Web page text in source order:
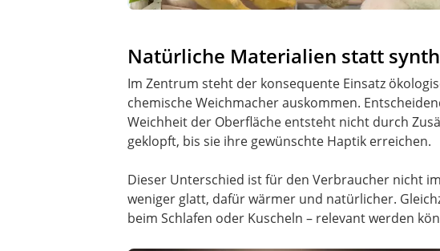
Natürliche Materialien statt
Im Zentrum steht der konsequente Einsatz
chemische Weichmacher auskommen.
Weichheit der Oberfläche entsteht nicht durch
geklopft, bis sie ihre gewünschte Haptik erreichen.
Dieser Unterschied ist für den Verbraucher nicht
weniger glatt, dafür wärmer und natürlicher.
beim Schlafen oder Kuscheln – relevant werden